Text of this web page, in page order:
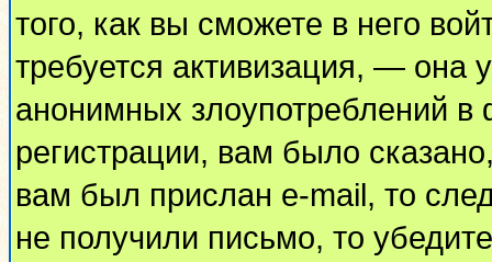
того, как вы сможете в него
требуется активизация, — она
анонимных злоупотреблений
регистрации, вам было
вам был прислан e-mail, то
не получили письмо, то